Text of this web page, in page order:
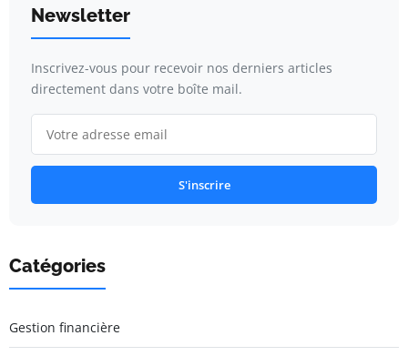
Newsletter
Inscrivez-vous pour recevoir nos derniers articles
directement dans votre boîte mail.
S'inscrire
Catégories
Gestion financière